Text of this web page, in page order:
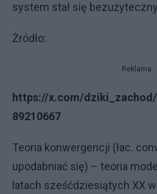
system stał się
Żródło:
Reklama
https://x.com/
89210667
Teoria konwergencji (łac.
upodabniać się) – teoria
latach sześćdziesiątych XX